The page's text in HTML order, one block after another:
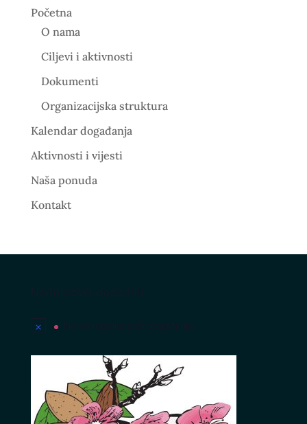
Početna
O nama
Ciljevi i aktivnosti
Dokumenti
Organizacijska struktura
Kalendar događanja
Aktivnosti i vijesti
Naša ponuda
Kontakt